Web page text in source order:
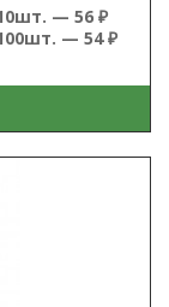
— 56 ₽
— 54 ₽